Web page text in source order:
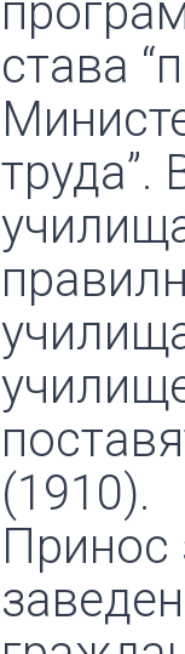
става
(1910).
Принос